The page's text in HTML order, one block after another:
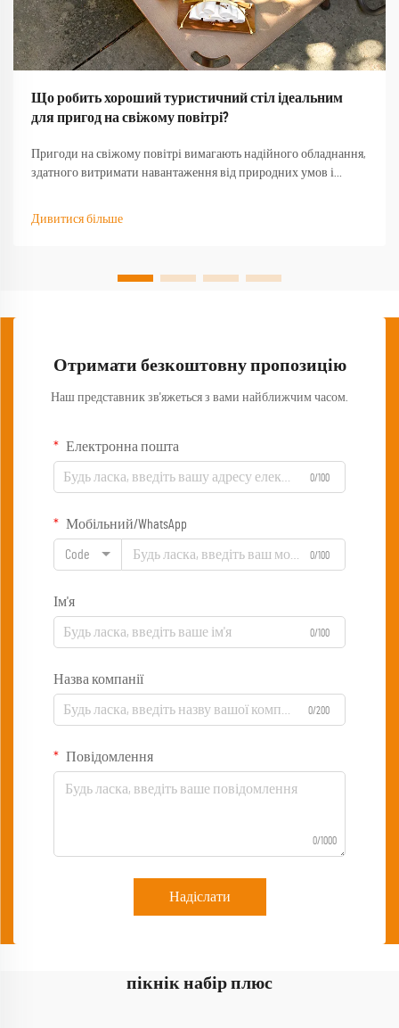
Що робить хороший туристичний стіл ідеальним
для пригод на свіжому повітрі?
Пригоди на свіжому повітрі вимагають надійного обладнання,
здатного витримати навантаження від природних умов і
успішного досвіду на природі, перетворюючи базовий
Дивитися більше
Отримати безкоштовну пропозицію
Наш представник зв'яжеться з вами найближчим часом.
Електронна пошта
0/100
Мобільний/WhatsApp
Code 0/100
Ім'я
0/100
Назва компанії
0/200
Повідомлення
0/1000
Надіслати
пікнік набір плюс